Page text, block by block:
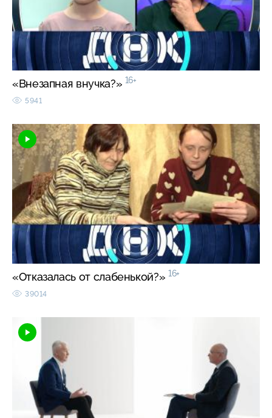
«Внезапная внучка?» 16+
5941
«Отказалась от слабенькой?» 16+
39014